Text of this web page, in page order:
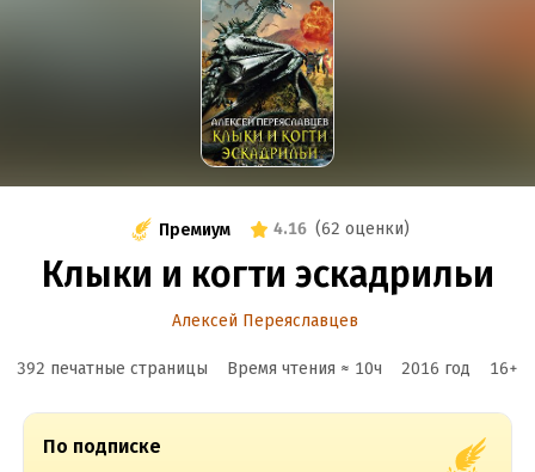
Премиум 4.16 (62 оценки)
Клыки и когти эскадрильи
Алексей Переяславцев
392 печатные страницы Время чтения ≈ 10ч 2016 год 16+
По подписке